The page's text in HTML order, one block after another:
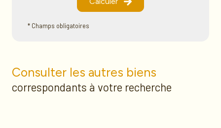
* Champs obligatoires
Consulter les autres biens
correspondants à votre recherche